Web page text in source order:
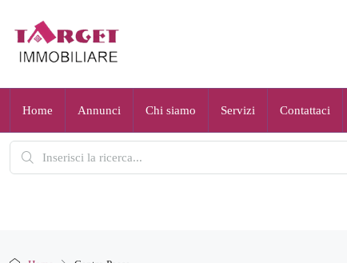
Home Annunci Chi siamo Servizi Contattaci